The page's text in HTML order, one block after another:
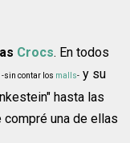
Crocs. En todos
-sin contar los malls- y su
hasta las
compré una de ellas